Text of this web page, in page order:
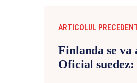
ARTICOLUL
Finlanda se va
Oficial